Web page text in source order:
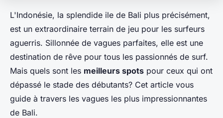
L'Indonésie, la splendide ile de Bali plus précisément,
est un extraordinaire terrain de jeu pour les surfeurs
aguerris. Sillonnée de vagues parfaites, elle est une
destination de rêve pour tous les passionnés de surf.
Mais quels sont les meilleurs spots pour ceux qui ont
dépassé le stade des débutants? Cet article vous
guide à travers les vagues les plus impressionnantes
de Bali.